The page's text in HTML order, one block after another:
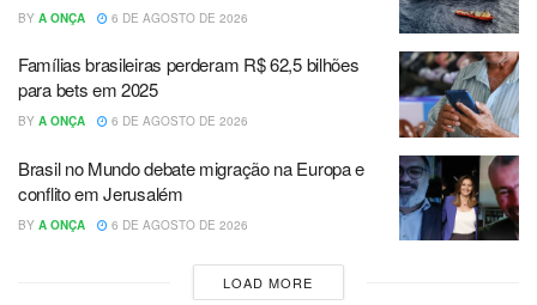
BY A ONÇA 6 DE AGOSTO DE 2026
Famílias brasileiras perderam R$ 62,5 bilhões
para bets em 2025
BY A ONÇA 6 DE AGOSTO DE 2026
Brasil no Mundo debate migração na Europa e
conflito em Jerusalém
BY A ONÇA 6 DE AGOSTO DE 2026
LOAD MORE